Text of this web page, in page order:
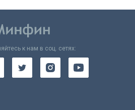
к нам в соц. сетях: